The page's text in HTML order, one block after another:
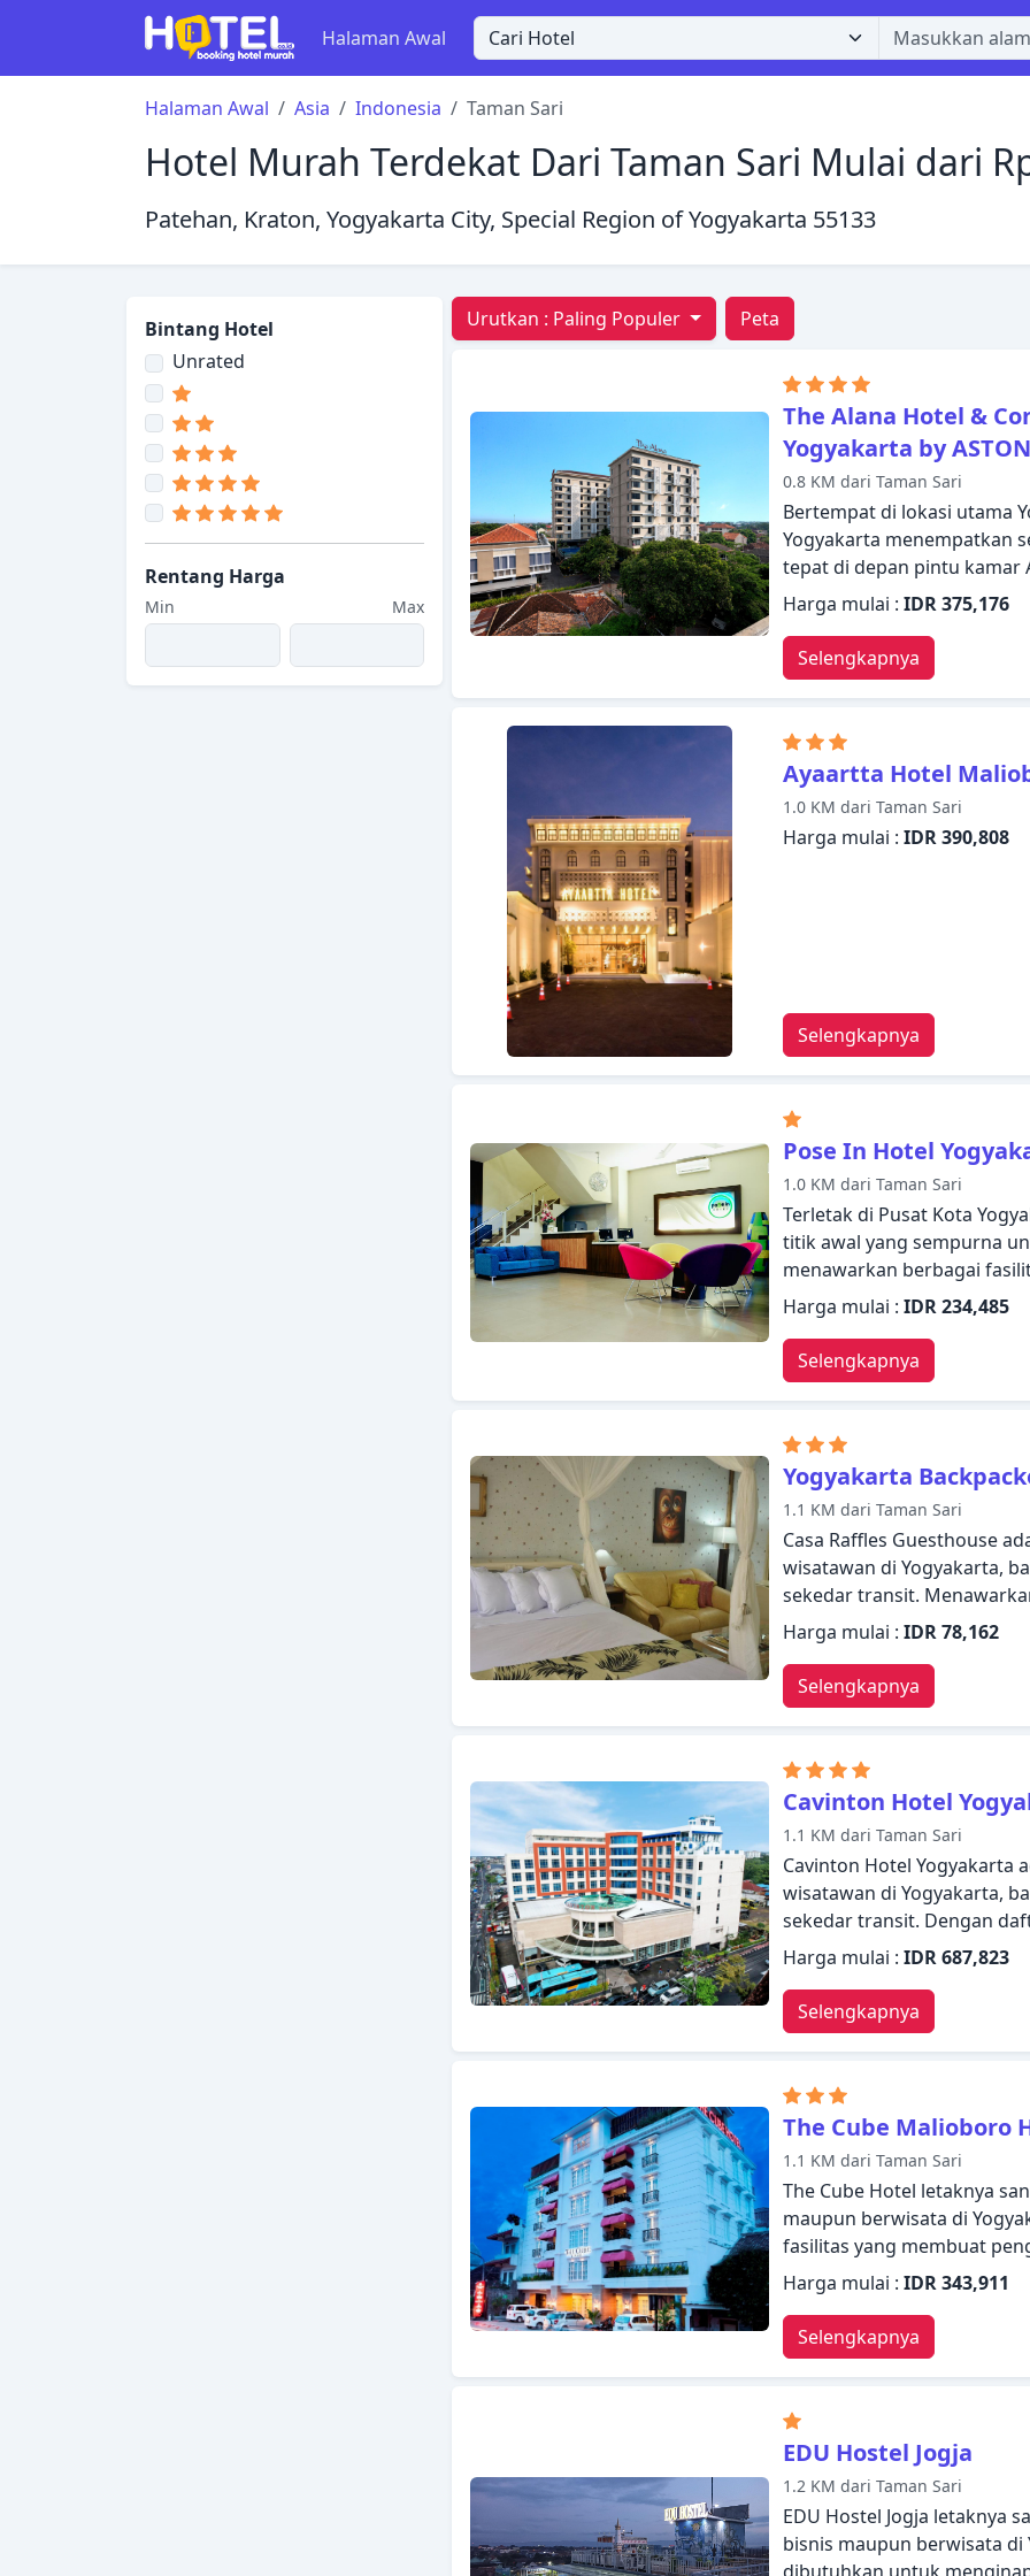
Halaman Awal
Halaman Awal Asia Indonesia Taman Sari
Hotel Murah Terdekat Dari Taman Sari Mulai dari
Patehan, Kraton, Yogyakarta City, Special Region of Yogyakarta 55133
Bintang Hotel
Unrated
Rentang Harga
Min Max
Urutkan : Paling Populer Peta
The Alana Hotel &
Yogyakarta by ASTON
0.8 KM dari Taman Sari
Bertempat di lokasi utama
Yogyakarta menempatkan
tepat di depan pintu kamar
layanan, hotel
bermalam dengan
jam, resepsionis 24 jam,
ada dalam daftar hal-hal
dirancang untuk
dekorasi dan fasilitas yang
internet WiFi (gratis), kamar
pagi. Pulihkan diri Anda
kenyamanan kamar Anda
termasuk kolam renang
Harga mulai :IDR 375,176
Selengkapnya
Ayaartta Hotel
1.0 KM dari Taman Sari
Harga mulai :IDR 390,808
Selengkapnya
Pose In Hotel
1.0 KM dari Taman Sari
Terletak di Pusat Kota
titik awal yang sempurna
menawarkan berbagai
pengalaman yang luar
jam, resepsionis 24 jam,
ditemukan di properti ini.
beberapa kamar memiliki
kamar bebas asap rokok,
kenyamanan istirahat
meluas hingga fasilitas
Yogyakarta
suasana yang indah untuk
tidak terlupakan.
Harga mulai :IDR 234,485
Selengkapnya
Yogyakarta
1.1 KM dari Taman Sari
Casa Raffles Guesthouse
wisatawan di Yogyakarta,
sekedar transit.
menyediakan semua yang
nyaman. Fasilitas-fasilitas
taksi, dapur, penyimpanan
untuk Anda nikmati.
adanya fasilitas teh gratis,
layar datar, minuman
kualitas pengalaman
fasilitas rekreasi seperti
pelayanan yang istimewa
Casa Raffles Guesthouse.
Harga mulai :IDR 78,162
Selengkapnya
Cavinton Hotel
1.1 KM dari Taman Sari
Cavinton Hotel Yogyakarta
wisatawan di Yogyakarta,
sekedar transit. Dengan
merasakan pengalaman
siap melayani akan
Yogyakarta. Kamar
butuhkan untuk bermalam
terdapat televisi layar
asap rokok, AC, layanan
beraktivitas dan nikmatilah
ruangan, spa, pijat, taman
staf profesional, Cavinton
Anda.
Harga mulai :IDR 687,823
Selengkapnya
The Cube Malioboro
1.1 KM dari Taman Sari
The Cube Hotel letaknya
maupun berwisata di
fasilitas yang membuat
Manfaatkan layanan kamar
resepsionis 24 jam,
disediakan hotel. Semua
membuat tamu merasa
dilengkapi dengan televisi
internet WiFi (gratis), kamar
setelah berkeliling seharian
manfaatkan fasilitas
ruangan. Dengan layanan
memenuhi kebutuhan Anda.
Harga mulai :IDR 343,911
Selengkapnya
EDU Hostel Jogja
1.2 KM dari Taman Sari
EDU Hostel Jogja letaknya
bisnis maupun berwisata di